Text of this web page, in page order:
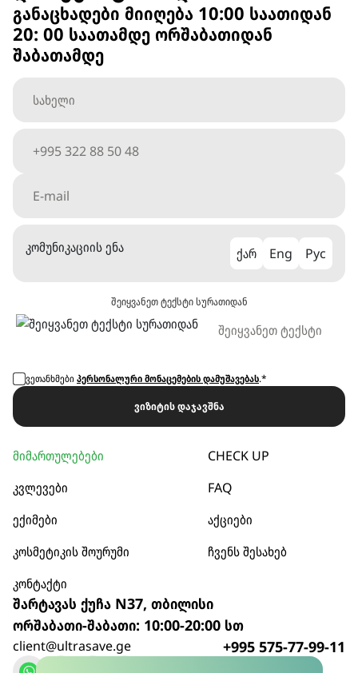
განაცხადები მიიღება 10:00 საათიდან
20: 00 საათამდე ორშაბათიდან
შაბათამდე
კომუნიკაციის ენა ქარ Eng Рус
შეიყვანეთ ტექსტი სურათიდან
ვეთანხმებიპერსონალური მონაცემების დამუშავებას.*
ვიზიტის დაჯავშნა
მიმართულებები
CHECK UP
კვლევები
FAQ
ექიმები
აქციები
კოსმეტიკის შოურუმი
ჩვენს შესახებ
კონტაქტი
შარტავას ქუჩა N37, თბილისი
ორშაბათი-შაბათი: 10:00-20:00 სთ
client@ultrasave.ge +995 575-77-99-11